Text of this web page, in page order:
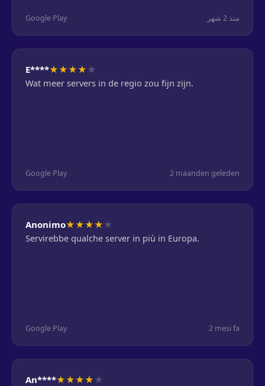
Google Play منذ 2 شهر
E****★★★★ ★
Wat meer servers in de regio zou fijn zijn.
Google Play 2 maanden geleden
Anonimo★★★★ ★
Servirebbe qualche server in più in Europa.
Google Play 2 mesi fa
An****★★★★ ★